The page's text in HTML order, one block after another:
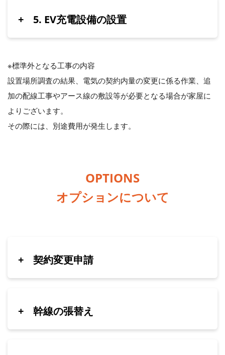
+ 5. EV充電設備の設置
※標準外となる工事の内容
設置場所調査の結果、電気の契約内量の変更に係る作業、追
加の配線工事やアース線の敷設​等が必要となる場合が家屋に
よりございます。
その際には、別途費用が発生します。
OPTIONS
オプションについて
+ 契約変更申請
+ 幹線の張替え